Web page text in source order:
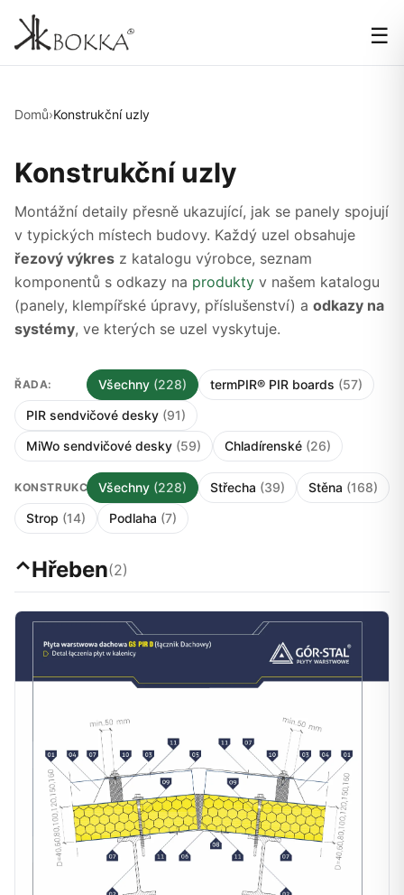
☰
Domů›Konstrukční uzly
Konstrukční uzly
Montážní detaily přesně ukazující, jak se panely spojují
v typických místech budovy. Každý uzel obsahuje
řezový výkres z katalogu výrobce, seznam
komponentů s odkazy na produkty v našem katalogu
(panely, klempířské úpravy, příslušenství) a odkazy na
systémy, ve kterých se uzel vyskytuje.
ŘADA: Všechny (228) termPIR® PIR boards (57)
PIR sendvičové desky (91)
MiWo sendvičové desky (59) Chladírenské (26)
KONSTRUKCE:Všechny (228) Střecha (39) Stěna (168)
Strop (14) Podlaha (7)
⌃Hřeben(2)